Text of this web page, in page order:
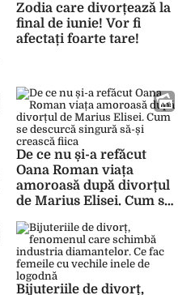
Zodia care divorțează la
final de iunie! Vor fi
afectați foarte tare!
De ce nu și-a refăcut
Oana Roman viața
amoroasă după divorțul
de Marius Elisei. Cum se
crească fiica
Bijuteriile de divorț,